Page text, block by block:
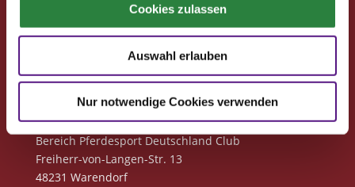
Cookies zulassen
Auswahl erlauben
Nur notwendige Cookies verwenden
Seminare
Kontakt
Deutsche Reiterliche Vereinigung
Bereich Pferdesport Deutschland Club
Freiherr-von-Langen-Str. 13
48231 Warendorf